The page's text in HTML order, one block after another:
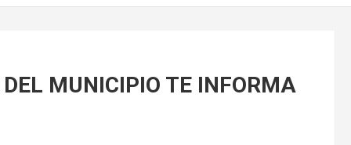
MUNICIPIO TE INFORMA